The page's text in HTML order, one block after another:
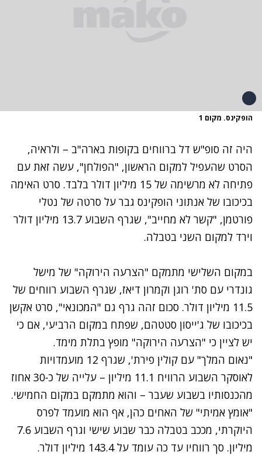
הופקינס. מקום 1
היה זה סופ"ש דל ברווחים בקופות בארה"ב – ולראיה,
הסרט שהעפיל למקום הראשון, "הפולחן", עשה זאת עם
פתיחה לא מרשימה של 15 מיליון דולר בלבד. סרט האימה
בכיכובו של אנתוני הופקינס גבר על סרטה של נטלי
פורטמן, "קשר לא מחייב", שגרף השבוע 13.7 מיליון דולר
וירד למקום השני בטבלה.
במקום השלישי מתמקם "הצרעה הירוקה" של מישל
גונדרי עם סת' רוגן וקמרון דיאז, שגרף השבוע רווחים של
11.5 מיליון דולר. סכום זהה גרף גם "המכונאי", סרט אקשן
בכיכובו של ג'ייסון סטטהם, שפתח במקום הרביעי, אם כי
יש לציין כי "הצרעה הירוקה" מופץ בתלת מימד.
"נאום המלך
" עם קולין פירת', שגרף 12 מועמדויות
לאוסקר השבוע הרוויח 11.1 מיליון – עלייה של כ-30 אחוז
מהכנסותיו בשבוע שעבר – והוא מתמקם במקום החמישי.
"אומץ אמיתי" של האחים כהן, אף הוא מועמד לפרס
היוקרתי, מככב בטבלה כבר שבוע שישי וגרף השבוע 7.6
מיליון. סך רווחיו עד כה עומד על 143.4 מיליון דולר.